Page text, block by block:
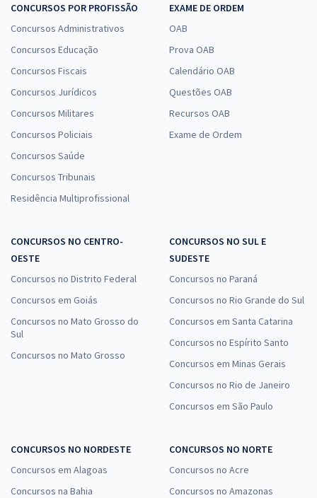
CONCURSOS POR PROFISSÃO
Concursos Administrativos
Concursos Educação
Concursos Fiscais
Concursos Jurídicos
Concursos Militares
Concursos Policiais
Concursos Saúde
Concursos Tribunais
Residência Multiprofissional
EXAME DE ORDEM
OAB
Prova OAB
Calendário OAB
Questões OAB
Recursos OAB
Exame de Ordem
CONCURSOS NO CENTRO-
OESTE
Concursos no Distrito Federal
Concursos em Goiás
Concursos no Mato Grosso do
Sul
Concursos no Mato Grosso
CONCURSOS NO SUL E
SUDESTE
Concursos no Paraná
Concursos no Rio Grande do Sul
Concursos em Santa Catarina
Concursos no Espírito Santo
Concursos em Minas Gerais
Concursos no Rio de Janeiro
Concursos em São Paulo
CONCURSOS NO NORDESTE
Concursos em Alagoas
Concursos na Bahia
CONCURSOS NO NORTE
Concursos no Acre
Concursos no Amazonas